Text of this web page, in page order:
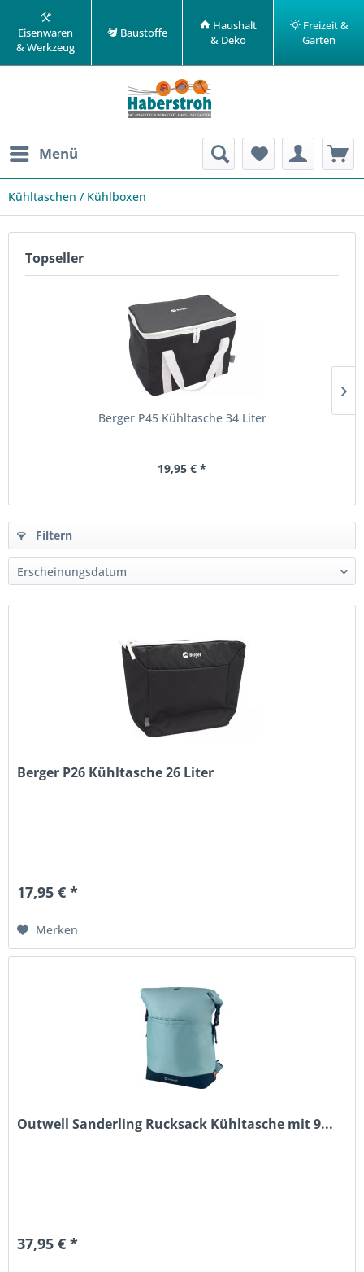
Eisenwaren
& Werkzeug
Baustoffe
Haushalt
& Deko
Freizeit &
Garten
Menü
Kühltaschen / Kühlboxen
Topseller
Berger P45 Kühltasche 34 Liter
19,95 € *
Filtern
Berger P26 Kühltasche 26 Liter
17,95 € *
Merken
Outwell Sanderling Rucksack Kühltasche mit 9...
37,95 € *